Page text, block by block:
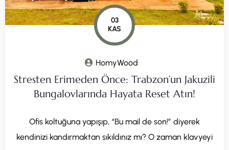
03
KAS
HomyWood
Stresten Erimeden Önce: Trabzon’un Jakuzili
Bungalovlarında Hayata Reset Atın!
Ofis koltuğuna yapışıp, “Bu mail de son!” diyerek
kendinizi kandırmaktan sıkıldınız mı? O zaman klavyeyi